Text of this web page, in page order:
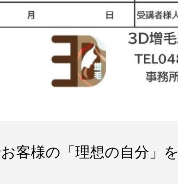
客様の「理想の自分」